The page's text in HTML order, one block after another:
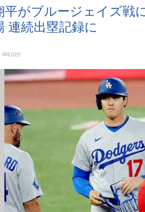
平がブルージェイズ戦
連続出塁記録に
4時10分